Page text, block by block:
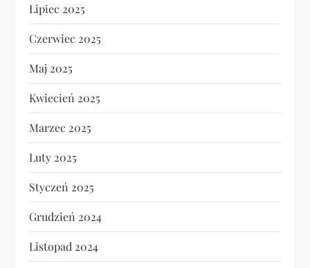
Lipiec 2025
Czerwiec 2025
Maj 2025
Kwiecień 2025
Marzec 2025
Luty 2025
Styczeń 2025
Grudzień 2024
Listopad 2024